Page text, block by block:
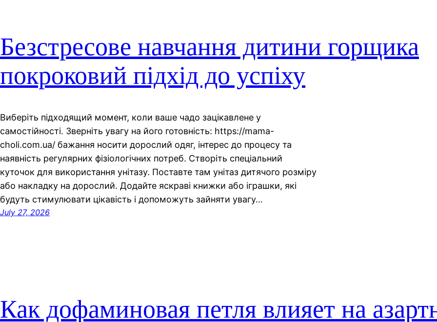
Безстресове навчання дитини горщика
покроковий підхід до успіху
Виберіть підходящий момент, коли ваше чадо зацікавлене у
самостійності. Зверніть увагу на його готовність: https://mama-
choli.com.ua/ бажання носити дорослий одяг, інтерес до процесу та
наявність регулярних фізіологічних потреб. Створіть спеціальний
куточок для використання унітазу. Поставте там унітаз дитячого розміру
або накладку на дорослий. Додайте яскраві книжки або іграшки, які
будуть стимулювати цікавість і допоможуть зайняти увагу…
July 27, 2026
Как дофаминовая петля влияет на